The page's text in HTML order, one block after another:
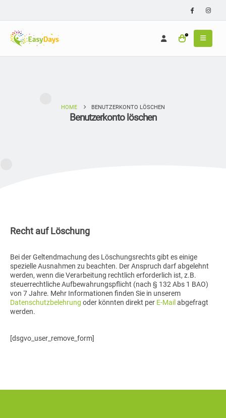
0
HOME BENUTZERKONTO LÖSCHEN
Benutzerkonto löschen
Recht auf Löschung
Bei der Geltendmachung des Löschungsrechts gibt es einige
spezielle Ausnahmen zu beachten. Der Anspruch darf abgelehnt
werden, wenn die Verarbeitung rechtlich erforderlich ist, z.B.
steuerrechtliche Aufbewahrungspflicht (nach § 132 Abs 1 BAO)
von 7 Jahre. Mehr Informationen finden Sie in unserem
Datenschutzbelehrung oder könnten direkt per E-Mail abgefragt
werden.
[dsgvo_user_remove_form]